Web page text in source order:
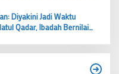
Diyakini Jadi Waktu
Qadar, Ibadah Bernilai